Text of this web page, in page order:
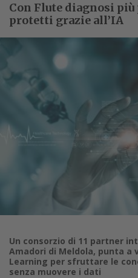
Con Flute diagnosi
protetti grazie all’IA
Un consorzio di 11 partner
Amadori di Meldola, punta a
Learning per sfruttare le
senza muovere i dati